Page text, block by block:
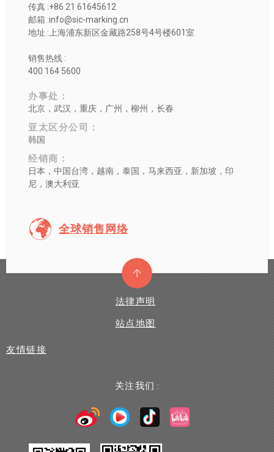
传真 :+86 21 61645612
邮箱 :info@sic-marking.cn
地址 :上海浦东新区金藏路258号4号楼601室
销售热线 :
400 164 5600
办事处：
北京，武汉，重庆，广州，柳州，长春
亚太区分公司：
韩国
经销商：
日本，中国台湾，越南，泰国，马来西亚，新加坡，印
尼，澳大利亚
全球销售网络
法律声明
站点地图
友情链接
关注我们 :